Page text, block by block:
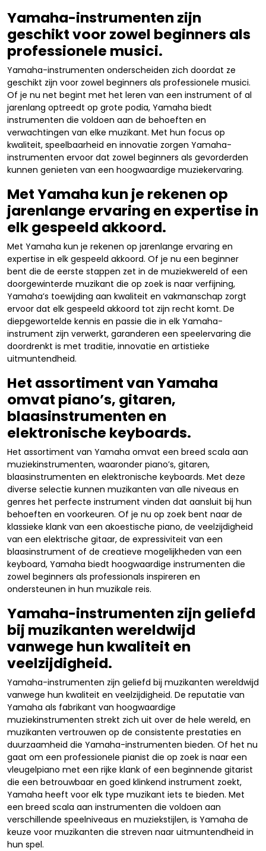
Yamaha-instrumenten zijn
geschikt voor zowel beginners als
professionele musici.
Yamaha-instrumenten onderscheiden zich doordat ze
geschikt zijn voor zowel beginners als professionele musici.
Of je nu net begint met het leren van een instrument of al
jarenlang optreedt op grote podia, Yamaha biedt
instrumenten die voldoen aan de behoeften en
verwachtingen van elke muzikant. Met hun focus op
kwaliteit, speelbaarheid en innovatie zorgen Yamaha-
instrumenten ervoor dat zowel beginners als gevorderden
kunnen genieten van een hoogwaardige muziekervaring.
Met Yamaha kun je rekenen op
jarenlange ervaring en expertise in
elk gespeeld akkoord.
Met Yamaha kun je rekenen op jarenlange ervaring en
expertise in elk gespeeld akkoord. Of je nu een beginner
bent die de eerste stappen zet in de muziekwereld of een
doorgewinterde muzikant die op zoek is naar verfijning,
Yamaha’s toewijding aan kwaliteit en vakmanschap zorgt
ervoor dat elk gespeeld akkoord tot zijn recht komt. De
diepgewortelde kennis en passie die in elk Yamaha-
instrument zijn verwerkt, garanderen een speelervaring die
doordrenkt is met traditie, innovatie en artistieke
uitmuntendheid.
Het assortiment van Yamaha
omvat piano’s, gitaren,
blaasinstrumenten en
elektronische keyboards.
Het assortiment van Yamaha omvat een breed scala aan
muziekinstrumenten, waaronder piano’s, gitaren,
blaasinstrumenten en elektronische keyboards. Met deze
diverse selectie kunnen muzikanten van alle niveaus en
genres het perfecte instrument vinden dat aansluit bij hun
behoeften en voorkeuren. Of je nu op zoek bent naar de
klassieke klank van een akoestische piano, de veelzijdigheid
van een elektrische gitaar, de expressiviteit van een
blaasinstrument of de creatieve mogelijkheden van een
keyboard, Yamaha biedt hoogwaardige instrumenten die
zowel beginners als professionals inspireren en
ondersteunen in hun muzikale reis.
Yamaha-instrumenten zijn geliefd
bij muzikanten wereldwijd
vanwege hun kwaliteit en
veelzijdigheid.
Yamaha-instrumenten zijn geliefd bij muzikanten wereldwijd
vanwege hun kwaliteit en veelzijdigheid. De reputatie van
Yamaha als fabrikant van hoogwaardige
muziekinstrumenten strekt zich uit over de hele wereld, en
muzikanten vertrouwen op de consistente prestaties en
duurzaamheid die Yamaha-instrumenten bieden. Of het nu
gaat om een professionele pianist die op zoek is naar een
vleugelpiano met een rijke klank of een beginnende gitarist
die een betrouwbaar en goed klinkend instrument zoekt,
Yamaha heeft voor elk type muzikant iets te bieden. Met
een breed scala aan instrumenten die voldoen aan
verschillende speelniveaus en muziekstijlen, is Yamaha de
keuze voor muzikanten die streven naar uitmuntendheid in
hun spel.